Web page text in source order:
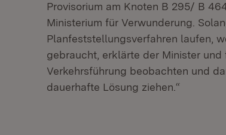
Provisorium am Knoten B 295/ B
Ministerium für Verwunderung.
Planfeststellungsverfahren laufen,
gebraucht, erklärte der Minister und
Verkehrsführung beobachten und
dauerhafte Lösung ziehen.“